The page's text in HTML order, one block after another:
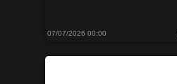
07/07/2026 00:00